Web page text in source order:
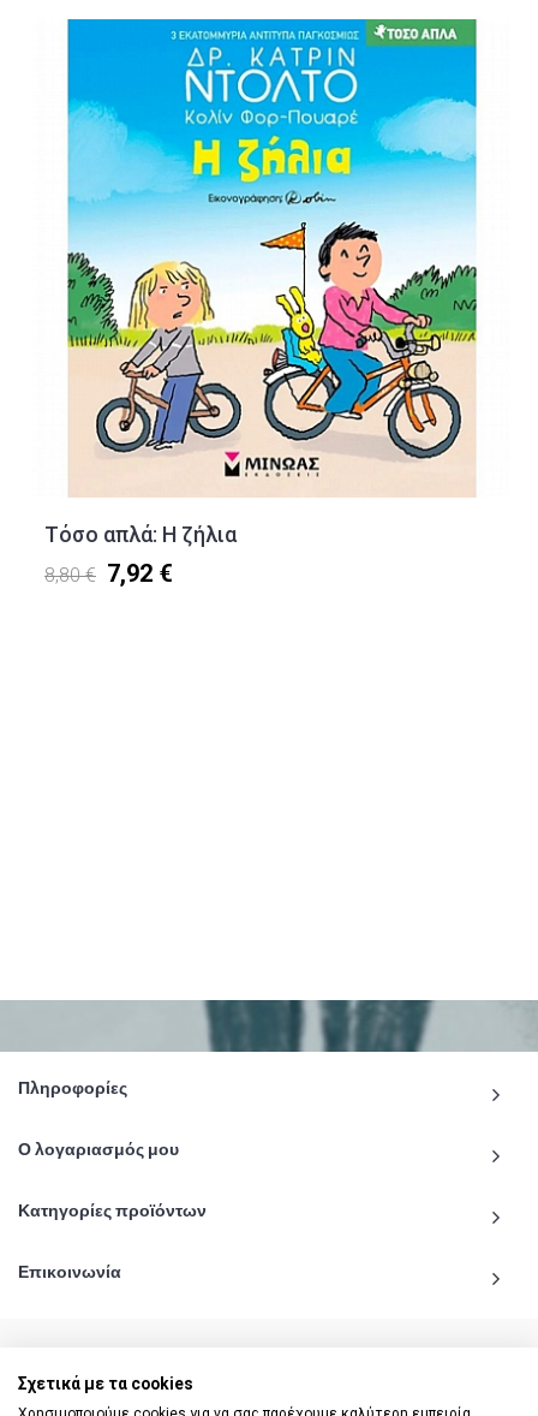
Τόσο απλά: Η ζήλια
8,80 € 7,92 €
Πληροφορίες
Ο λογαριασμός μου
Κατηγορίες προϊόντων
Επικοινωνία
© 2020 - 2026 katiginetai.gr All Rights Reserved.
Σχετικά με τα cookies